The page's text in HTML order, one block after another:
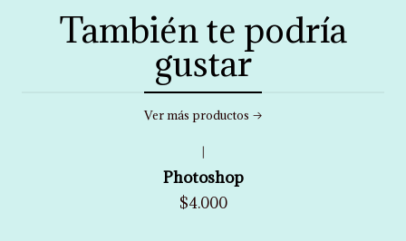
También te podría
gustar
Ver más productos
Photoshop
$4.000